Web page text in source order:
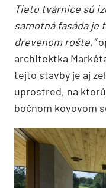
Tieto tvárnice sú
samotná fasáda je
drevenom rošte,“
architektka
tejto stavby je aj
uprostred, na
bočnom kovovom